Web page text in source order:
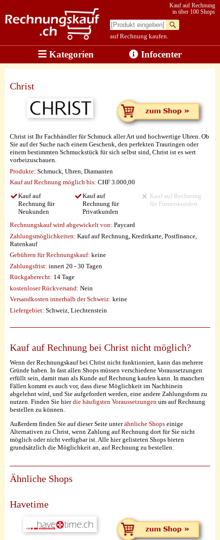
auf Rechnung kaufen.
Kauf auf Rechnung
in über 100 Shops
Kategorien Infocenter
Christ
Christ ist Ihr Fachhändler für Schmuck aller Art und hochwertige Uhren. Ob
Sie auf der Suche nach einem Geschenk, den perfekten Trauringen oder
einem bestimmten Schmuckstück für sich selbst sind, Christ ist es wert
vorbeizuschauen.
Produkte: Schmuck, Uhren, Diamanten
Kauf auf Rechnung möglich bis: CHF 3.000,00
Kauf auf
Rechnung für
Neukunden
Kauf auf
Rechnung für
Privatkunden
Kauf auf Rechnung
für Firmenkunden
Rechnungskauf wird abgewickelt von: Paycard
Zahlungsmöglichkeiten: Kauf auf Rechnung, Kreditkarte, Postfinance,
Ratenkauf
Gebühren für Rechnungskauf: keine
Zahlungsfrist: innert 20 - 30 Tagen
Rückgaberecht: 14 Tage
kostenloser Rückversand: Nein
Versandkosten innerhalb der Schweiz: keine
Liefergebiet: Schweiz, Liechtenstein
Kauf auf Rechnung bei Christ nicht möglich?
Wenn der Rechnungskauf bei Christ nicht funktioniert, kann das mehrere
Gründe haben. In fast allen Shops müssen verschiedene Voraussetzungen
erfüllt sein, damit man als Kunde auf Rechnung kaufen kann. In manchen
Fällen kommt es auch vor, dass diese Möglichkeit im Nachhinein
abgelehnt wird, und Sie aufgefordert werden, eine andere Zahlungsform zu
nutzen. Finden Sie hierdie häufigsten Voraussetzungen um auf Rechnung
bestellen zu können.
Außerdem finden Sie auf dieser Seite unterähnliche Shops einige
Alternativen zu Christ, wenn Zahlung auf Rechnung dort für Sie nicht
möglich oder nicht verfügbar ist. Alle hier gelisteten Shops bieten
grundsätzlich die Möglichkeit an, auf Rechnung zu bestellen.
Ähnliche Shops
Havetime